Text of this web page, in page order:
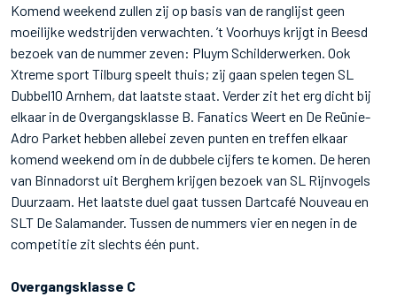
Komend weekend zullen zij op basis van de ranglijst geen
moeilijke wedstrijden verwachten. ’t Voorhuys krijgt in Beesd
bezoek van de nummer zeven: Pluym Schilderwerken. Ook
Xtreme sport Tilburg speelt thuis; zij gaan spelen tegen SL
Dubbel10 Arnhem, dat laatste staat. Verder zit het erg dicht bij
elkaar in de Overgangsklasse B. Fanatics Weert en De Reünie-
Adro Parket hebben allebei zeven punten en treffen elkaar
komend weekend om in de dubbele cijfers te komen. De heren
van Binnadorst uit Berghem krijgen bezoek van SL Rijnvogels
Duurzaam. Het laatste duel gaat tussen Dartcafé Nouveau en
SLT De Salamander. Tussen de nummers vier en negen in de
competitie zit slechts één punt.
Overgangsklasse C